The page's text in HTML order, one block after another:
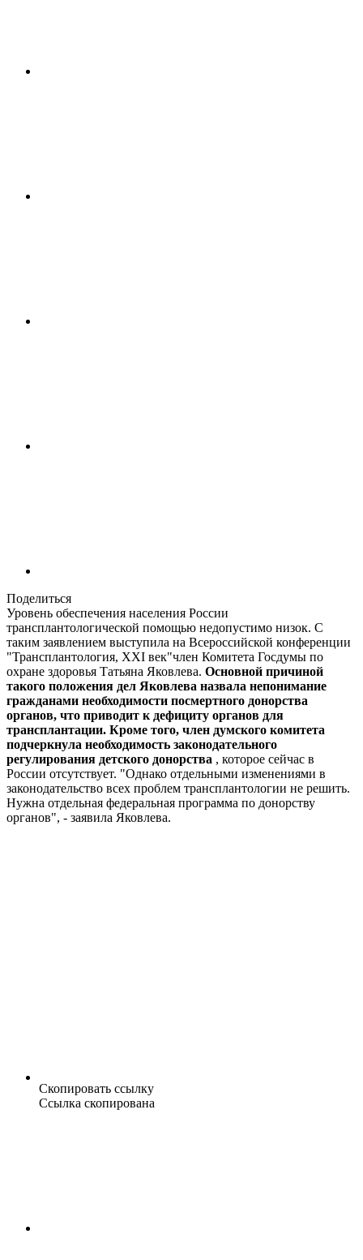
Поделиться
Уровень обеспечения населения России
трансплантологической помощью недопустимо низок. С
таким заявлением выступила на Всероссийской конференции
"Трансплантология, ХХI век"член Комитета Госдумы по
охране здоровья Татьяна Яковлева. Основной причиной
такого положения дел Яковлева назвала непонимание
гражданами необходимости посмертного донорства
органов, что приводит к дефициту органов для
трансплантации. Кроме того, член думского комитета
подчеркнула необходимость законодательного
регулирования детского донорства , которое сейчас в
России отсутствует. "Однако отдельными изменениями в
законодательство всех проблем трансплантологии не решить.
Нужна отдельная федеральная программа по донорству
органов", - заявила Яковлева.
Скопировать ссылку
Ссылка скопирована